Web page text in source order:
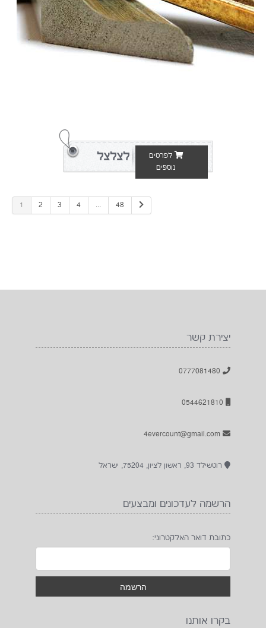
לפרטים
נוספים
לצלצל
1 2 3 4 ... 48
יצירת קשר
רוטשילד 93, ראשון לציון, 75204, ישראל
הרשמה לעדכונים ומבצעים
כתובת דואר האלקטרוני:
בקרו אותנו